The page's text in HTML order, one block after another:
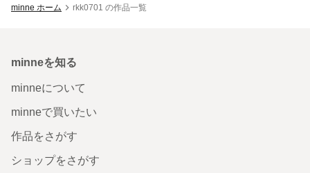
minne ホーム rkk0701 の作品一覧
minneを知る
minneについて
minneで買いたい
作品をさがす
ショップをさがす